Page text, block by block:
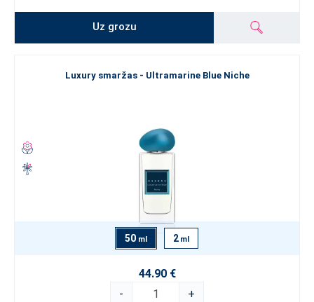
Uz grozu
Luxury smaržas - Ultramarine Blue Niche
50 ml 2 ml
44.90 €
-
+